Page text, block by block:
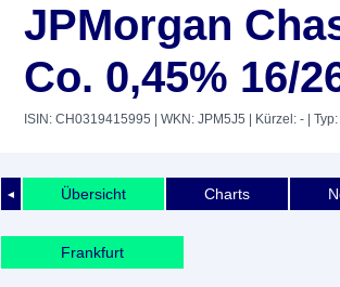
JPMorgan
Co. 0,45% 16/
ISIN: CH0319415995 | WKN: JPM5J5 | Kürzel: - |
◄ Übersicht Charts
Frankfurt